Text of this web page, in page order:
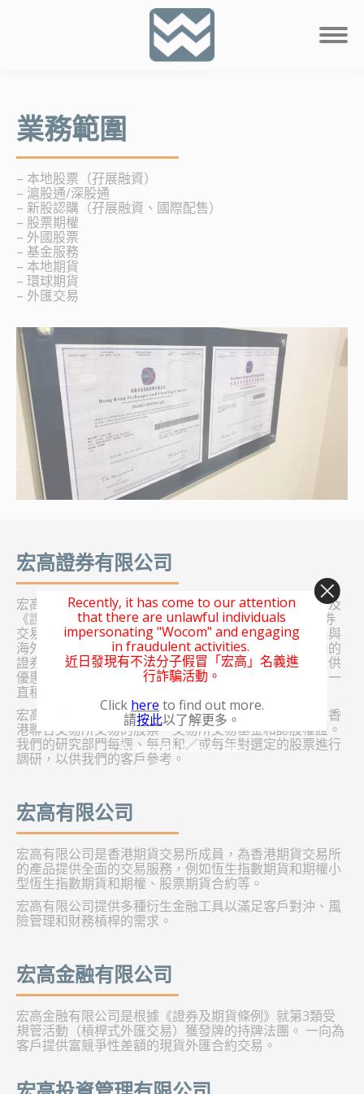
業務範圍
– 本地股票（孖展融資）
– 滬股通/深股通
– 新股認購（孖展融資、國際配售）
– 股票期權
– 外國股票
– 基金服務
– 本地期貨
– 環球期貨
– 外匯交易
宏高證券有限公司
宏高證券有限公司為香港聯合交易所有限公司的參與者及
《證券及期貨條例》項下的持牌法團，從事第1類（證券
交易）受規管活動。主要從事香港證券買賣服務。透過與
海外證券商的網絡，我們亦能替客戶提供海外主要市場的
證券交易服務。此外，更向以保證金購買證券的客戶提供
優惠利息的信貸額。本公司尤其專長於衍生工具產品，一
直積極參與本地市場的衍生工具交易。
宏高證券有限公司為客戶提供廣泛的證券工具，包括在香
港聯合交易所交易的股票、交易所交易基金和認股權證。
我們的研究部門每週、每月和／或每年對選定的股票進行
調研，以供我們的客戶參考。
宏高有限公司
宏高有限公司是香港期貨交易所成員，為香港期貨交易所
的產品提供全面的交易服務，例如恆生指數期貨和期權小
型恆生指數期貨和期權、股票期貨合約等。
宏高有限公司提供多種衍生金融工具以滿足客戶對沖、風
險管理和財務槓桿的需求。
宏高金融有限公司
宏高金融有限公司是根據《證券及期貨條例》就第3類受
規管活動（槓桿式外匯交易）獲發牌的持牌法團。 一向為
客戶提供富競爭性差額的現貨外匯合約交易。
Recently, it has come to our attention
that there are unlawful individuals
impersonating "Wocom" and engaging
in fraudulent activities.
近日發現有不法分子假冒「宏高」名義進
行詐騙活動。
Click here to find out more.
請按此以了解更多。
Powered by Convert Plus